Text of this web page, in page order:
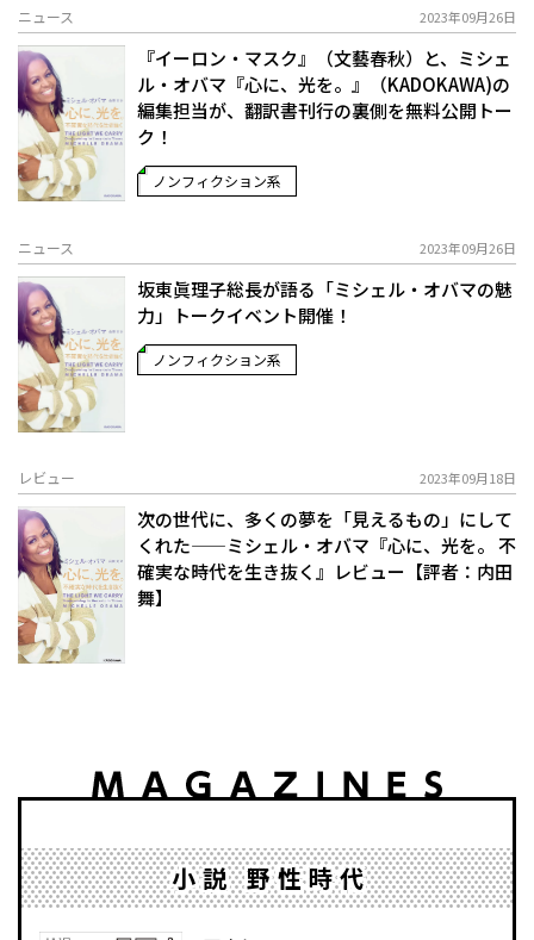
ニュース 2023年09月26日
『イーロン・マスク』（文藝春秋）と、ミシェ
ル・オバマ『心に、光を。』（KADOKAWA)の
編集担当が、翻訳書刊行の裏側を無料公開トー
ク！
ノンフィクション系
ニュース 2023年09月26日
坂東眞理子総長が語る「ミシェル・オバマの魅
力」トークイベント開催！
ノンフィクション系
レビュー 2023年09月18日
次の世代に、多くの夢を「見えるもの」にして
くれた——ミシェル・オバマ『心に、光を。 不
確実な時代を生き抜く』レビュー【評者：内田
舞】
小説 野性時代